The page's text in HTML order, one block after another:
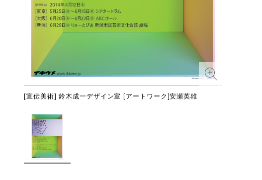
[宣伝美術] 鈴木成一デザイン室 [アートワーク]安瀬英雄